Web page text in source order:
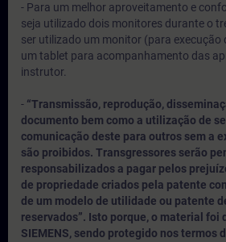
- Para um melhor aproveitamento e
seja utilizado dois monitores durante o
ser utilizado um monitor (para execução
um tablet para acompanhamento das
instrutor.
- “Transmissão, reprodução,
documento bem como a utilização de
comunicação deste para outros sem a
são proibidos. Transgressores serão
responsabilizados a pagar pelos
de propriedade criados pela patente
de um modelo de utilidade ou patente
reservados”. Isto porque, o material foi
SIEMENS, sendo protegido nos termos